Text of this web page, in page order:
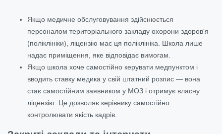
Якщо медичне обслуговування здійснюється
персоналом територіального закладу охорони здоров'я
(поліклініки), ліцензію має ця поліклініка. Школа лише
надає приміщення, яке відповідає вимогам.
Якщо школа хоче самостійно керувати медпунктом і
вводить ставку медика у свій штатний розпис — вона
стає самостійним заявником у МОЗ і отримує власну
ліцензію. Це дозволяє керівнику самостійно
контролювати якість кадрів.